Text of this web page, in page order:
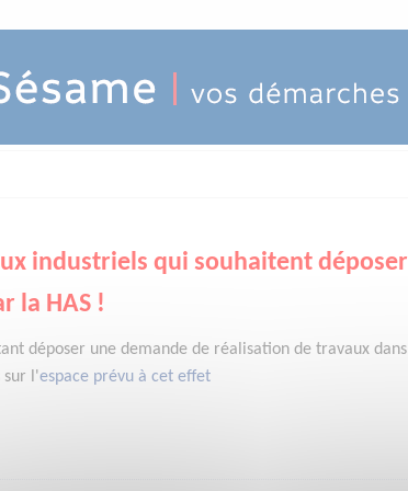
industriels qui souhaitent déposer
la HAS !
déposer une demande de réalisation de travaux dans
sur l'espace prévu à cet effet